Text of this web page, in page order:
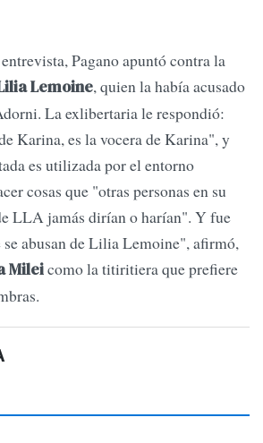
Pagano apuntó contra la
Lemoine, quien la había acusado
La exlibertaria le respondió:
Karina, es la vocera de Karina", y
es utilizada por el entorno
cosas que "otras personas en su
LLA jamás dirían o harían". Y fue
abusan de Lilia Lemoine", afirmó,
Mileicomo la titiritiera que prefiere